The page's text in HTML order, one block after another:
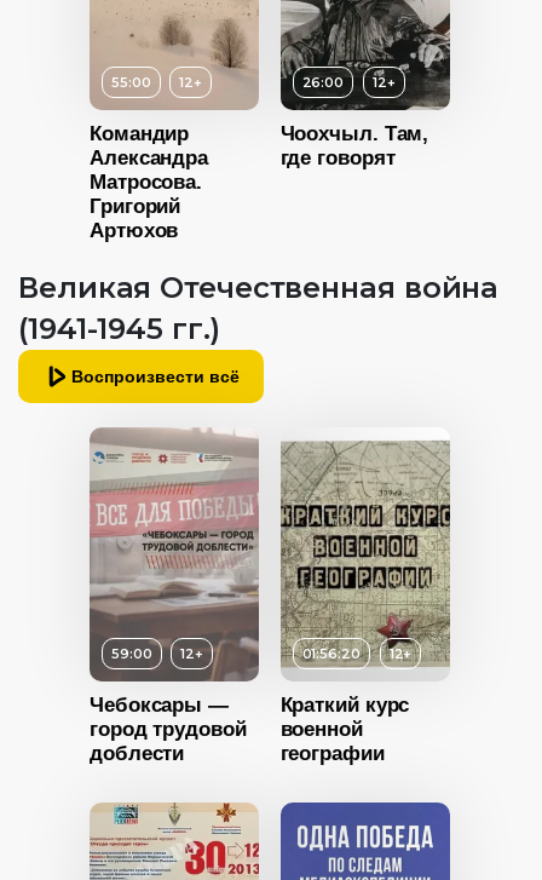
55:00 12+
Командир
Александра
Матросова.
Григорий
Артюхов
Возраст
Длительность
26:00
Год 2014
Страна Россия
26:00 12+
Чоохчыл. Там,
где говорят
Великая Отечественная война
(1941-1945 гг.)
Воспроизвести всё
59:00 12+
Чебоксары —
город трудовой
доблести
01:56:20 12+
Краткий курс
военной
географии